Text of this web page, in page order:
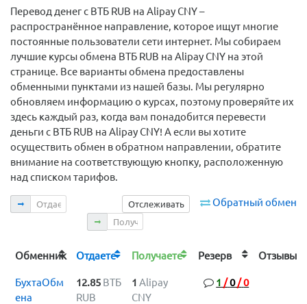
Перевод денег с ВТБ RUB на Alipay CNY –
распространённое направление, которое ищут многие
постоянные пользователи сети интернет. Мы собираем
лучшие курсы обмена ВТБ RUB на Alipay CNY на этой
странице. Все варианты обмена предоставлены
обменными пунктами из нашей базы. Мы регулярно
обновляем информацию о курсах, поэтому проверяйте их
здесь каждый раз, когда вам понадобится перевести
деньги с ВТБ RUB на Alipay CNY! А если вы хотите
осуществить обмен в обратном направлении, обратите
внимание на соответствующую кнопку, расположенную
над списком тарифов.
Обратный обмен
Отслеживать
Отдаете
Получаете
Обменник Отдаете Получаете Резерв
БухтаОбм
ена
12.85 ВТБ
RUB
1 Alipay
CNY
1 /0/0